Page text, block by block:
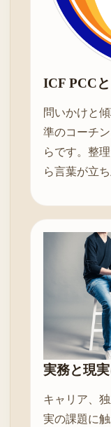
ICF PCC
問いかけと
準のコーチ
らです。整
ら言葉が立
実務と現
キャリア、
実の課題に